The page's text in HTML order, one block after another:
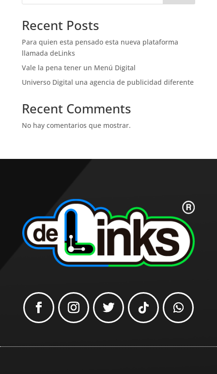
Recent Posts
Para quien esta pensado esta nueva plataforma
llamada deLinks
Vale la pena tener un Menú Digital
Universo Digital una agencia de publicidad diferente
Recent Comments
No hay comentarios que mostrar.